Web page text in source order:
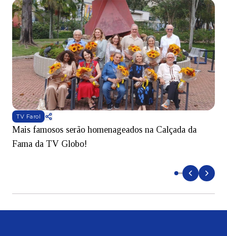
TV Farol
Mais famosos serão homenageados na Calçada da
Fama da TV Globo!